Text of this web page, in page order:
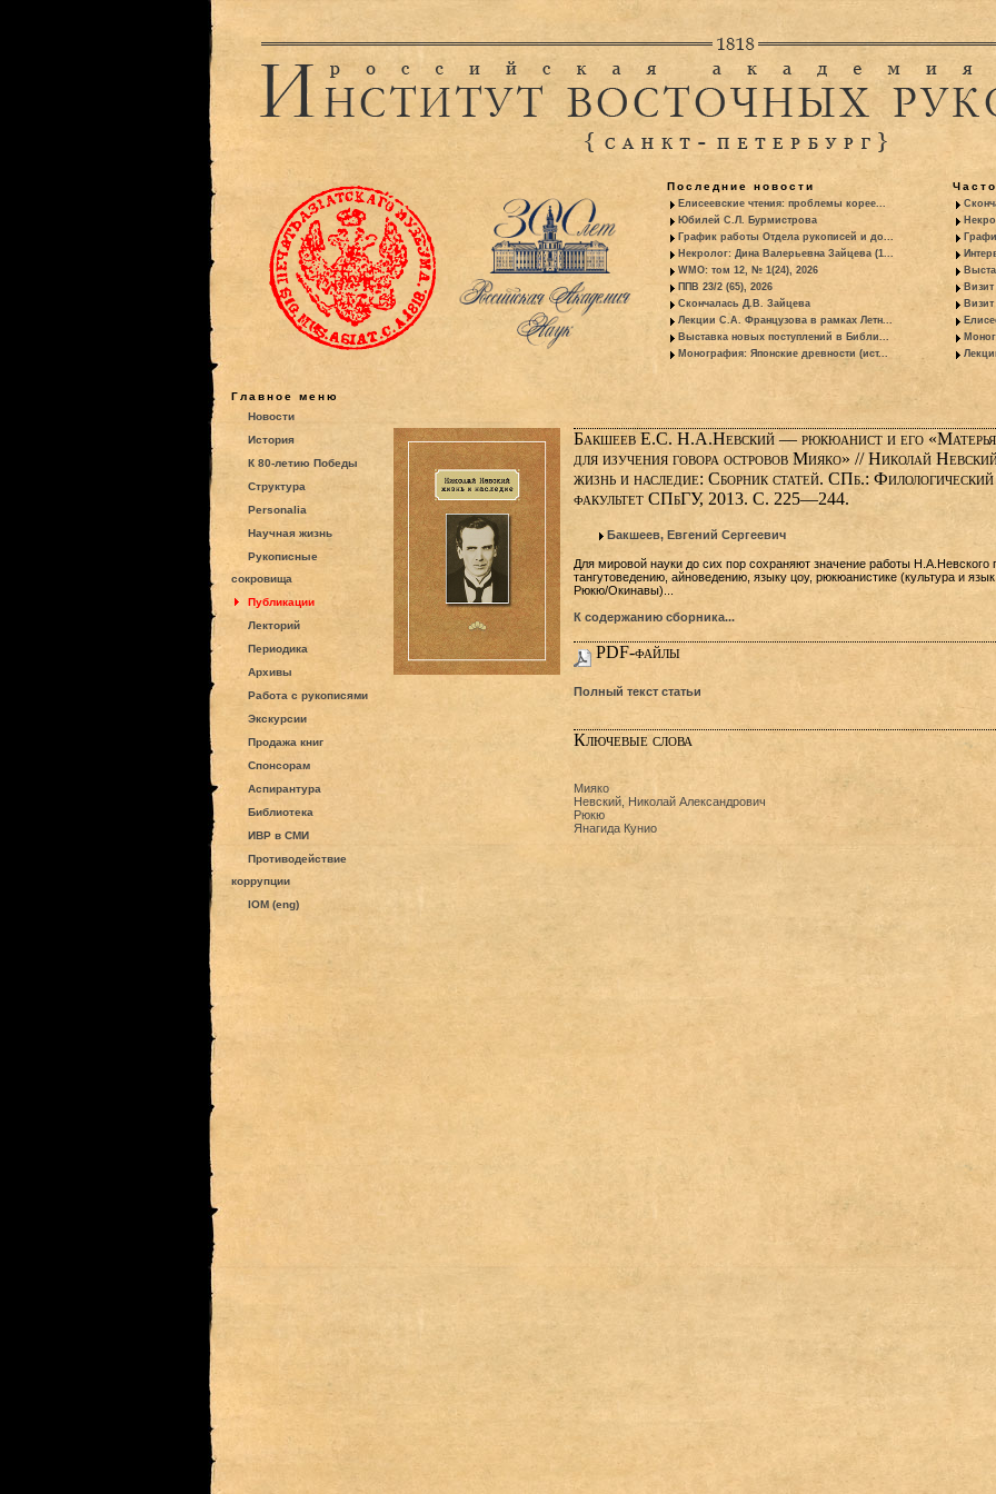
Последние новости
Елисеевские чтения: проблемы корее...
Юбилей С.Л. Бурмистрова
График работы Отдела рукописей и до...
Некролог: Дина Валерьевна Зайцева (1...
WMO: том 12, № 1(24), 2026
ППВ 23/2 (65), 2026
Скончалась Д.В. Зайцева
Лекции С.А. Французова в рамках Летн...
Выставка новых поступлений в Библи...
Монография: Японские древности (ист...
Главное меню
Новости
История
К 80-летию Победы
Структура
Personalia
Научная жизнь
Рукописные
сокровища
Публикации
Лекторий
Периодика
Архивы
Работа с рукописями
Экскурсии
Продажа книг
Спонсорам
Аспирантура
Библиотека
ИВР в СМИ
Противодействие
коррупции
IOM (eng)
Бакшеев Е.С. Н.А.Невский — рюкюанист и его
для изучения говора островов Мияко» // Николай
жизнь и наследие: Сборник статей. СПб.: Филологический
факультет СПбГУ, 2013. С. 225—244.
Бакшеев, Евгений Сергеевич
Для мировой науки до сих пор сохраняют значение работы Н.А.Невского
тангутоведению, айноведению, языку цоу, рюкюанистике (культура и язык
Рюкю/Окинавы)...
К содержанию сборника...
PDF-файлы
Полный текст статьи
Ключевые слова
Мияко
Невский, Николай Александрович
Рюкю
Янагида Кунио